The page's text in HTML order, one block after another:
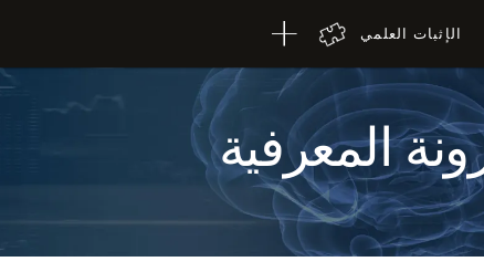
الإثبات العلمي
المعرفية